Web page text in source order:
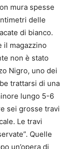
mura spesse
delle
di bianco.
il magazzino
non è stato
Nigro, uno dei
trattarsi di una
lungo 5-6
sei grosse travi
Le travi
Quelle
un’opera di